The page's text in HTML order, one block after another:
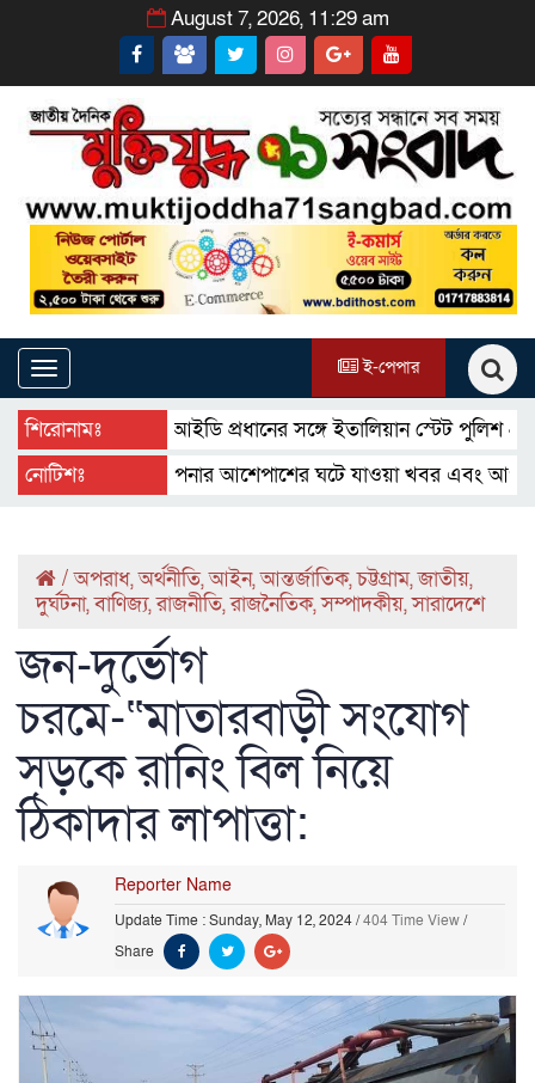
August 7, 2026, 11:29 am
Toggle
navigation
ই-পেপার
শিরোনামঃসিআইডি প্রধানের সঙ্গে ইতালিয়ান স্টেট পুলিশ
নোটিশঃ
আপনার আশেপাশের ঘটে যাওয়া খবর এবং আপনার
/অপরাধ,অর্থনীতি,আইন,আন্তর্জাতিক,চট্টগ্রাম,জাতীয়,
দুর্ঘটনা,বাণিজ্য,রাজনীতি,রাজনৈতিক,সম্পাদকীয়,সারাদেশে
জন-দুর্ভোগ
চরমে-“মাতারবাড়ী সংযোগ
সড়কে রানিং বিল নিয়ে
ঠিকাদার লাপাত্তা:
Reporter Name
Update Time : Sunday, May 12, 2024/404 Time View/
Share